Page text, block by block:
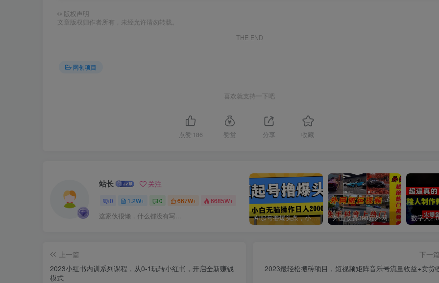
© 版权声明
文章版权归作者所有，未经允许请勿转载。
THE END
网创项目
喜欢就支持一下吧
点赞 186 赞赏 分享 收藏
站长 关注
0 1.2W+ 0 667W+ 6685W+
这家伙很懒，什么都没有写... AI起号撸爆头条，小白也能操作，日入2000+ 外面收费398元外网超跑豪车汽车视频搬运至快手抖音上热门项目
上一篇
2023小红书内训系列课程，从0-1玩转小红书，开启全新赚钱
模式
下一
2023最轻松搬砖项目，短视频矩阵音乐号流量收益+卖货